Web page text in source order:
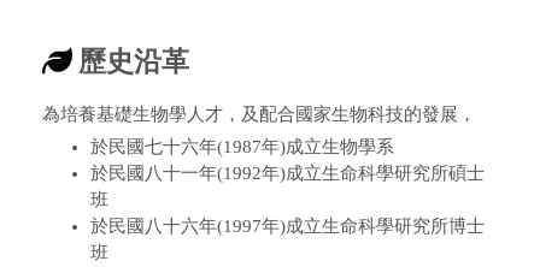
歷史沿革
為培養基礎生物學人才，及配合國家生物科技的發展，
於民國七十六年(1987年)成立生物學系
於民國八十一年(1992年)成立生命科學研究所碩士
班
於民國八十六年(1997年)成立生命科學研究所博士
班